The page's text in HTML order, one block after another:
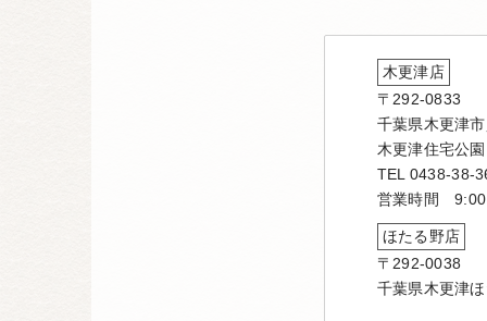
木更津店
〒292-0833
千葉県木更津
木更津住宅公
TEL 0438-38-
営業時間 9:00
ほたる野店
〒292-0038
千葉県木更津